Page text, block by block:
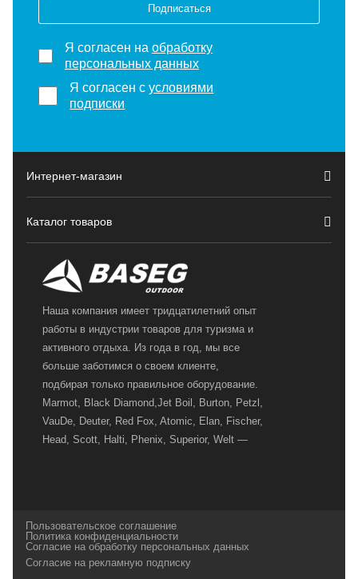
Подписаться
Я согласен на обработку
персональных данных
Я согласен сусловиями
подписки
Интернет-магазин
Каталог товаров
Наша компания имеет тридцатилетний опыт
работы в индустрии товаров для туризма и
активного отдыха. Из года в год, мы все
больше заботимся о своем клиенте,
подбирая только правильное оборудование.
Marmot, Black Diamond,Jet Boil, Burton, Petzl,
VauDe, Deuter, Red Fox, Atomic, Elan, Fischer,
Head, Scott, Halti, Phenix, Superior, Welt —
и взыскательных путешественников,
спортсменов и отдыхающих.
Пользовательское соглашение
Политика конфиденциальности
Согласие на обработку персональных данных
Согласие на рекламную подписку